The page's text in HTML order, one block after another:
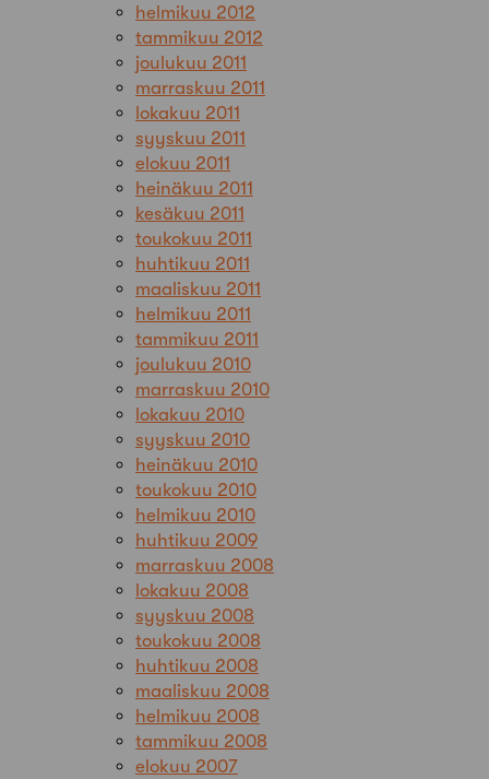
helmikuu 2012
tammikuu 2012
joulukuu 2011
marraskuu 2011
lokakuu 2011
syyskuu 2011
elokuu 2011
heinäkuu 2011
kesäkuu 2011
toukokuu 2011
huhtikuu 2011
maaliskuu 2011
helmikuu 2011
tammikuu 2011
joulukuu 2010
marraskuu 2010
lokakuu 2010
syyskuu 2010
heinäkuu 2010
toukokuu 2010
helmikuu 2010
huhtikuu 2009
marraskuu 2008
lokakuu 2008
syyskuu 2008
toukokuu 2008
huhtikuu 2008
maaliskuu 2008
helmikuu 2008
tammikuu 2008
elokuu 2007